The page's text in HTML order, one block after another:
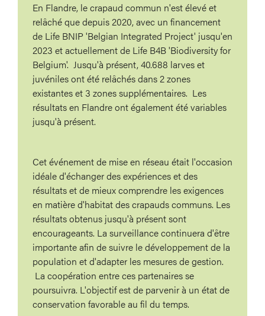
En Flandre, le crapaud commun n'est élevé et
relâché que depuis 2020, avec un financement
de Life BNIP 'Belgian Integrated Project' jusqu'en
2023 et actuellement de Life B4B 'Biodiversity for
Belgium'. Jusqu'à présent, 40.688 larves et
juvéniles ont été relâchés dans 2 zones
existantes et 3 zones supplémentaires. Les
résultats en Flandre ont également été variables
jusqu'à présent.
Cet événement de mise en réseau était l'occasion
idéale d'échanger des expériences et des
résultats et de mieux comprendre les exigences
en matière d'habitat des crapauds communs. Les
résultats obtenus jusqu'à présent sont
encourageants. La surveillance continuera d'être
importante afin de suivre le développement de la
population et d'adapter les mesures de gestion.
La coopération entre ces partenaires se
poursuivra. L'objectif est de parvenir à un état de
conservation favorable au fil du temps.